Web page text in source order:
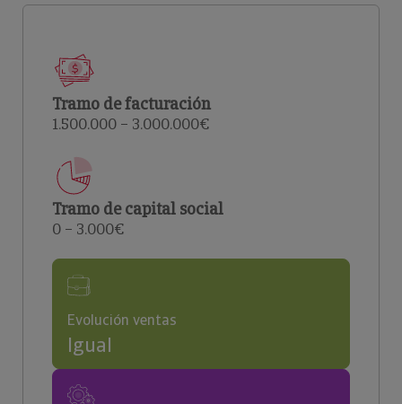
Tramo de facturación
1.500.000 – 3.000.000€
Tramo de capital social
0 – 3.000€
Evolución ventas
Igual